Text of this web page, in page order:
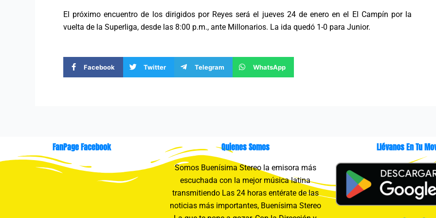
El próximo encuentro de los dirigidos por Reyes será el jueves 24 de enero en el El Campín por la
vuelta de la Superliga, desde las 8:00 p.m., ante Millonarios. La ida quedó 1-0 para Junior.
Facebook Twitter Telegram WhatsApp
FanPage Facebook Quienes Somos
Somos Buenísima Stereo la emisora más
escuchada con la mejor música latina
transmitiendo Las 24 horas entérate de las
noticias más importantes, Buenísima Stereo
Llévanos En Tu